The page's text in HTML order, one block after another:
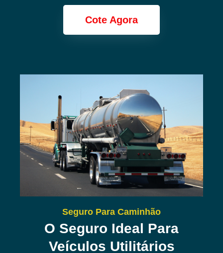
Cote Agora
Seguro Para Caminhão
O Seguro Ideal Para
Veículos Utilitários